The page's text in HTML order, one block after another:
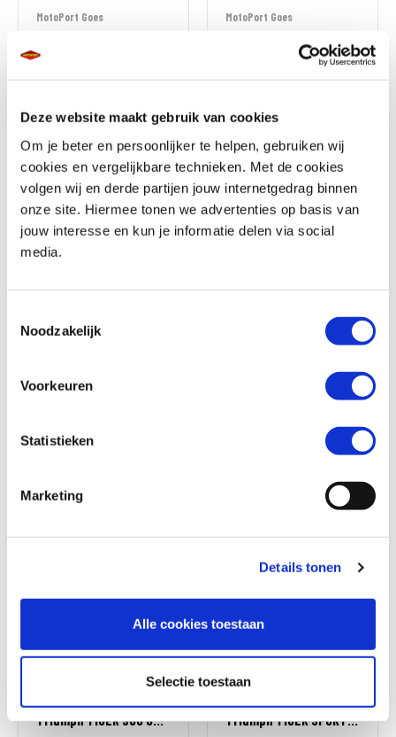
Deze website maakt gebruik van cookies
Om je beter en persoonlijker te helpen, gebruiken wij
cookies en vergelijkbare technieken. Met de cookies
volgen wij en derde partijen jouw internetgedrag binnen
onze site. Hiermee tonen we advertenties op basis van
jouw interesse en kun je informatie delen via social
media.
Noodzakelijk
Voorkeuren
Statistieken
Marketing
Details tonen
Alle cookies toestaan
Selectie toestaan
MotoPort Goes
MotoPort Goes
Honda CBR 650 R
€ 11.799,-
Uit2026
Honda
CB 650 F
€ 7.499,-
MotoPort Wormerveer
MotoPort Goes
TriumphTIGER 900 GT ALPINE EDITION
TriumphTIGER SPORT 800